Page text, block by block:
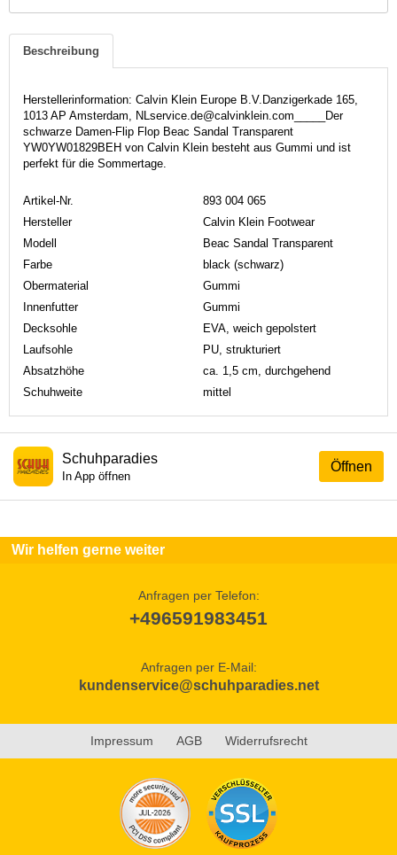
Beschreibung
Herstellerinformation: Calvin Klein Europe B.V.Danzigerkade 165,
1013 AP Amsterdam, NLservice.de@calvinklein.com_____Der
schwarze Damen-Flip Flop Beac Sandal Transparent
YW0YW01829BEH von Calvin Klein besteht aus Gummi und ist
perfekt für die Sommertage.
Artikel-Nr.
893 004 065
Hersteller
Calvin Klein Footwear
Modell
Beac Sandal Transparent
Farbe
black (schwarz)
Obermaterial
Gummi
Innenfutter
Gummi
Decksohle
EVA, weich gepolstert
Laufsohle
PU, strukturiert
Absatzhöhe
ca. 1,5 cm, durchgehend
Schuhweite
mittel
Öffnen
Schuhparadies
In App öffnen
Wir helfen gerne weiter
Anfragen per Telefon:
+496591983451
Anfragen per E-Mail:
kundenservice@schuhparadies.net
Impressum AGB Widerrufsrecht